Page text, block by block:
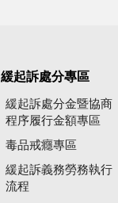
緩起訴處分專區
緩起訴處分金暨協商
程序履行金額專區
毒品戒癮專區
緩起訴義務勞務執行
流程